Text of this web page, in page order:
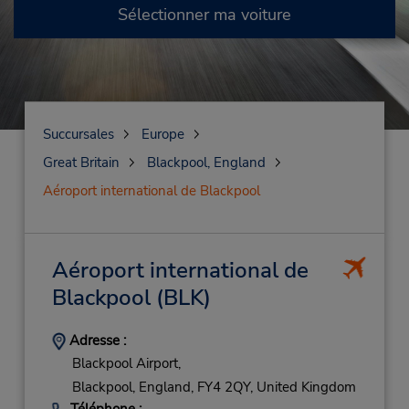
Sélectionner ma voiture
Succursales
Europe
Great Britain
Blackpool, England
Aéroport international de Blackpool
Aéroport international de
Blackpool(BLK)
Adresse :
Blackpool Airport,
Blackpool, England, FY4 2QY, United Kingdom